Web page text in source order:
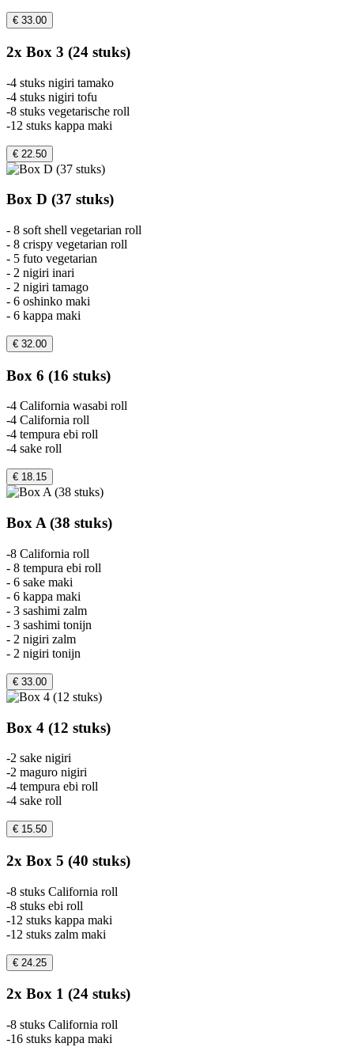
€ 33.00
2x Box 3 (24 stuks)
-4 stuks nigiri tamako
-4 stuks nigiri tofu
-8 stuks vegetarische roll
-12 stuks kappa maki
€ 22.50
Box D (37 stuks)
- 8 soft shell vegetarian roll
- 8 crispy vegetarian roll
- 5 futo vegetarian
- 2 nigiri inari
- 2 nigiri tamago
- 6 oshinko maki
- 6 kappa maki
€ 32.00
Box 6 (16 stuks)
-4 California wasabi roll
-4 California roll
-4 tempura ebi roll
-4 sake roll
€ 18.15
Box A (38 stuks)
-8 California roll
- 8 tempura ebi roll
- 6 sake maki
- 6 kappa maki
- 3 sashimi zalm
- 3 sashimi tonijn
- 2 nigiri zalm
- 2 nigiri tonijn
€ 33.00
Box 4 (12 stuks)
-2 sake nigiri
-2 maguro nigiri
-4 tempura ebi roll
-4 sake roll
€ 15.50
2x Box 5 (40 stuks)
-8 stuks California roll
-8 stuks ebi roll
-12 stuks kappa maki
-12 stuks zalm maki
€ 24.25
2x Box 1 (24 stuks)
-8 stuks California roll
-16 stuks kappa maki